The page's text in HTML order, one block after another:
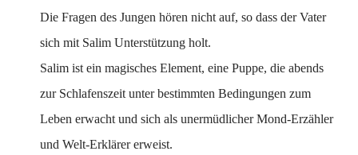
Die Fragen des Jungen hören nicht auf, so dass der Vater
sich mit Salim Unterstützung holt.
Salim ist ein magisches Element, eine Puppe, die abends
zur Schlafenszeit unter bestimmten Bedingungen zum
Leben erwacht und sich als unermüdlicher Mond-Erzähler
und Welt-Erklärer erweist.